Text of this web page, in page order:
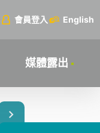
會員登入 English
媒體露出